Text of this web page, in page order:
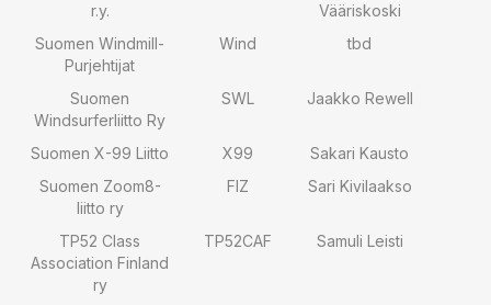
r.y.
Vääriskoski
Suomen Windmill-
Purjehtijat
Wind tbd
Suomen
Windsurferliitto Ry
SWL Jaakko Rewell
Suomen X-99 Liitto X99
Sakari Kausto
Suomen Zoom8-
liitto ry
FIZ Sari Kivilaakso
TP52 Class
Association Finland
ry
TP52CAF Samuli Leisti